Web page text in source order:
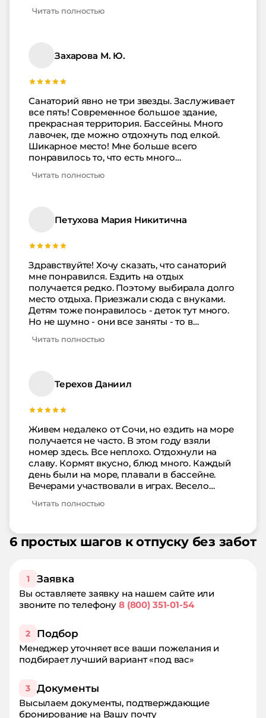
душе. И бассейн. Да, и в детскую комнату
Жене понравились бассейны, территория,
спа-процедуры. Я хочу отметить кухню. Еда,
разнообразная - что редкость в санаториях.
Особо хочу отметить соотношение цены и
качества. Здесь все сбалансировано!
Рекомендую!
Читать полностью
Захарова М. Ю.
Санаторий явно не три звезды. Заслуживает
все пять! Современное большое здание,
прекрасная территория. Бассейны. Много
лавочек, где можно отдохнуть под елкой.
Шикарное место! Мне больше всего
понравилось то, что есть много
мало соседей. Бассейн есть и в помещении,
совсем. Есть большой собственный пляж у
санатория там. Отличное место!
Читать полностью
Петухова Мария Никитична
Здравствуйте! Хочу сказать, что санаторий
мне понравился. Ездить на отдых
получается редко. Поэтому выбирала долго
место отдыха. Приезжали сюда с внуками.
Детям тоже понравилось - деток тут много.
Но не шумно - они все заняты - то в
любили ходить в столовую, интересно было
солнышке погрелись. Благодарим за такое
чудесное место.
Читать полностью
Терехов Даниил
Живем недалеко от Сочи, но ездить на море
получается не часто. В этом году взяли
номер здесь. Все неплохо. Отдохнули на
славу. Кормят вкусно, блюд много. Каждый
день были на море, плавали в бассейне.
Вечерами участвовали в играх. Весело
сюда чаще. Достойное место.
Читать полностью
6 простых шагов к отпуску без забот
1 Заявка
Вы оставляете заявку на нашем сайте или
звоните по телефону8 (800) 351-01-54
2 Подбор
Менеджер уточняет все ваши пожелания и
подбирает лучший вариант «под вас»
3 Документы
Высылаем документы, подтверждающие
бронирование на Вашу почту